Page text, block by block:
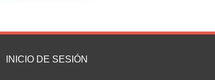
INICIO DE SESIÓN